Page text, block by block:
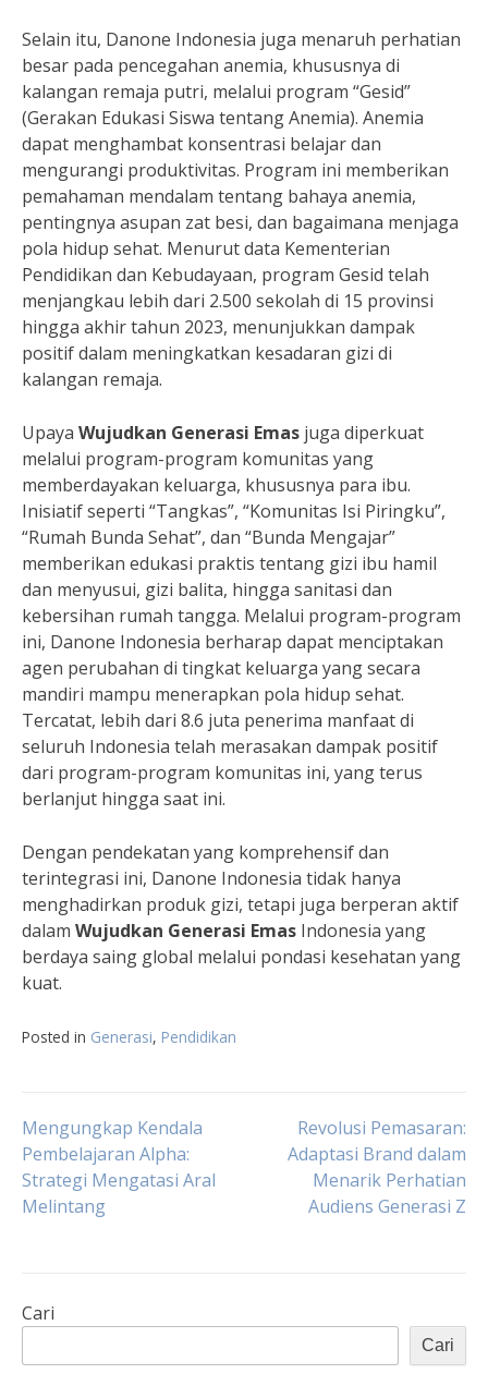
Selain itu, Danone Indonesia juga menaruh perhatian
besar pada pencegahan anemia, khususnya di
kalangan remaja putri, melalui program “Gesid”
(Gerakan Edukasi Siswa tentang Anemia). Anemia
dapat menghambat konsentrasi belajar dan
mengurangi produktivitas. Program ini memberikan
pemahaman mendalam tentang bahaya anemia,
pentingnya asupan zat besi, dan bagaimana menjaga
pola hidup sehat. Menurut data Kementerian
Pendidikan dan Kebudayaan, program Gesid telah
menjangkau lebih dari 2.500 sekolah di 15 provinsi
hingga akhir tahun 2023, menunjukkan dampak
positif dalam meningkatkan kesadaran gizi di
kalangan remaja.
Upaya Wujudkan Generasi Emas juga diperkuat
melalui program-program komunitas yang
memberdayakan keluarga, khususnya para ibu.
Inisiatif seperti “Tangkas”, “Komunitas Isi Piringku”,
“Rumah Bunda Sehat”, dan “Bunda Mengajar”
memberikan edukasi praktis tentang gizi ibu hamil
dan menyusui, gizi balita, hingga sanitasi dan
kebersihan rumah tangga. Melalui program-program
ini, Danone Indonesia berharap dapat menciptakan
agen perubahan di tingkat keluarga yang secara
mandiri mampu menerapkan pola hidup sehat.
Tercatat, lebih dari 8.6 juta penerima manfaat di
seluruh Indonesia telah merasakan dampak positif
dari program-program komunitas ini, yang terus
berlanjut hingga saat ini.
Dengan pendekatan yang komprehensif dan
terintegrasi ini, Danone Indonesia tidak hanya
menghadirkan produk gizi, tetapi juga berperan aktif
dalam Wujudkan Generasi Emas Indonesia yang
berdaya saing global melalui pondasi kesehatan yang
kuat.
Posted in Generasi, Pendidikan
Navigasi
pos
Mengungkap Kendala
Pembelajaran Alpha:
Strategi Mengatasi Aral
Melintang
Revolusi Pemasaran:
Adaptasi Brand dalam
Menarik Perhatian
Audiens Generasi Z
Cari
Cari